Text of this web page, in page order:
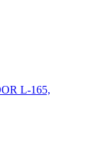
L-165,